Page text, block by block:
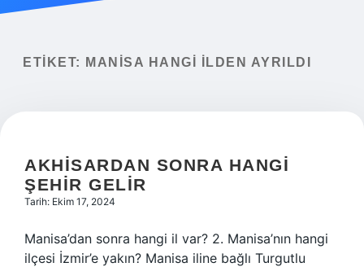
Yasal Uyarı
ETIKET: MANISA HANGI ILDEN AYRILDI
AKHISARDAN SONRA HANGI
ŞEHIR GELIR
Tarih: Ekim 17, 2024
Manisa’dan sonra hangi il var? 2. Manisa’nın hangi
ilçesi İzmir’e yakın? Manisa iline bağlı Turgutlu